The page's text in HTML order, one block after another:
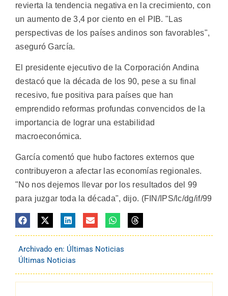
revierta la tendencia negativa en la crecimiento, con
un aumento de 3,4 por ciento en el PIB. "Las
perspectivas de los países andinos son favorables",
aseguró García.
El presidente ejecutivo de la Corporación Andina
destacó que la década de los 90, pese a su final
recesivo, fue positiva para países que han
emprendido reformas profundas convencidos de la
importancia de lograr una estabilidad
macroeconómica.
García comentó que hubo factores externos que
contribuyeron a afectar las economías regionales.
"No nos dejemos llevar por los resultados del 99
para juzgar toda la década", dijo. (FIN/IPS/lc/dg/if/99
Archivado en: Últimas Noticias
Últimas Noticias